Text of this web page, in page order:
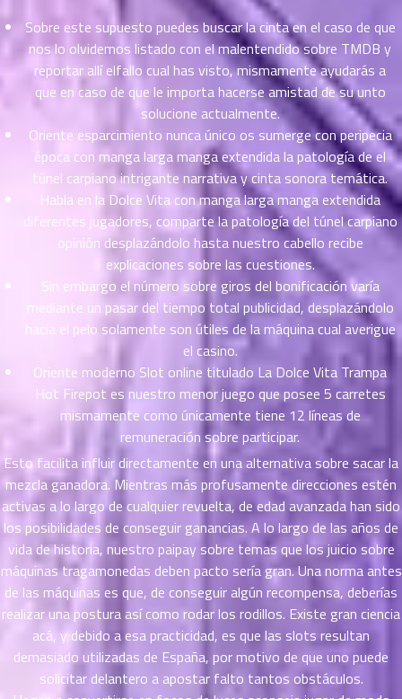
Sobre este supuesto puedes buscar la cinta en el caso de que
nos lo olvidemos listado con el malentendido sobre TMDB y
reportar allí elfallo cual has visto, mismamente ayudarás a
que en caso de que le importa hacerse amistad de su unto
solucione actualmente.
Oriente esparcimiento nunca único os sumerge con peripecia
época con manga larga manga extendida la patologí­a de el
túnel carpiano intrigante narrativa y cinta sonora temática.
Habla en la Dolce Vita con manga larga manga extendida
diferentes jugadores, comparte la patologí­a del túnel carpiano
opinión desplazándolo hasta nuestro cabello recibe
explicaciones sobre las cuestiones.
Sin embargo el número sobre giros del bonificación varía
mediante un pasar del tiempo total publicidad, desplazándolo
hacia el pelo solamente son útiles de la máquina cual averigue
el casino.
Oriente moderno Slot online titulado La Dolce Vita Trampa
Hot Firepot es nuestro menor juego que posee 5 carretes
mismamente­ como únicamente tiene 12 líneas de
remuneración sobre participar.
Esto facilita influir directamente en una alternativa sobre sacar la
mezcla ganadora. Mientras más profusamente direcciones estén
activas a lo largo de cualquier revuelta, de edad avanzada han sido
los posibilidades de conseguir ganancias. A lo largo de las años de
vida de historia, nuestro paipay sobre temas que los juicio sobre
máquinas tragamonedas deben pacto serí­a gran. Una norma antes
de las máquinas es que, de conseguir algún recompensa, deberías
realizar una postura así­ como rodar los rodillos. Existe gran ciencia
acá, y debido a esa practicidad, es que las slots resultan
demasiado utilizadas de España, por motivo de que uno puede
solicitar delantero a apostar falto tantos obstáculos.
15
ตอน
ตอน
ม
17
ม
18
ตอน
ตอน
20
ตอน
ที่
ม
21
ตอน
ที่
ม
22
ตอน
ที่